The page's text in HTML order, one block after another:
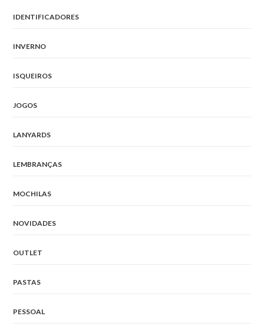
IDENTIFICADORES
INVERNO
ISQUEIROS
JOGOS
LANYARDS
LEMBRANÇAS
MOCHILAS
NOVIDADES
OUTLET
PASTAS
PESSOAL